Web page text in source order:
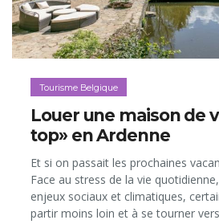
Tourisme Belgique
Louer une maison de
top» en Ardenne
Et si on passait les prochaines
Face au stress de la vie
enjeux sociaux et climatiques,
partir moins loin et à se tourner